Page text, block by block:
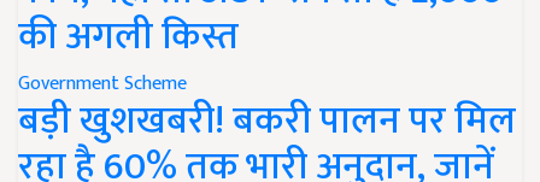
की अगली किस्त
Government Scheme
बड़ी खुशखबरी! बकरी पालन पर मिल
रहा है 60% तक भारी अनुदान, जानें